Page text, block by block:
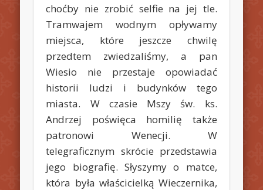
choćby nie zrobić selfie na jej tle.
Tramwajem wodnym opływamy
miejsca, które jeszcze chwilę
przedtem zwiedzaliśmy, a pan
Wiesio nie przestaje opowiadać
historii ludzi i budynków tego
miasta. W czasie Mszy św. ks.
Andrzej poświęca homilię także
patronowi Wenecji. W
telegraficznym skrócie przedstawia
jego biografię. Słyszymy o matce,
która była właścicielką Wieczernika,